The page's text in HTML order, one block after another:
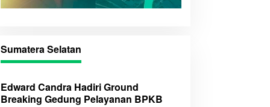
Sumatera Selatan
Edward Candra Hadiri Ground
Breaking Gedung Pelayanan BPKB